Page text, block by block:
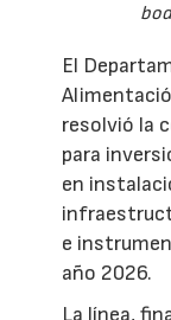
El
resolvió la
para
en
e
año 2026.
La línea,